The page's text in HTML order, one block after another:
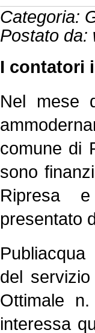
Categoria:
Postato da:
I contatori
Nel mese
comune di
sono
Ripresa
presentato
del
Ottimale
interessa